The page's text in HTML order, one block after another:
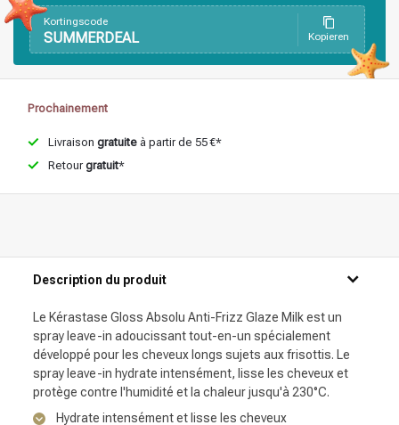
Produits de coiffage Coloration des cheveux
Kortingscode
SUMMERDEAL Kopieren
Prochainement
Livraison gratuite à partir de 55 €*
Retourgratuit*
Description du produit
Le Kérastase Gloss Absolu Anti-Frizz Glaze Milk est un
spray leave-in adoucissant tout-en-un spécialement
développé pour les cheveux longs sujets aux frisottis. Le
spray leave-in hydrate intensément, lisse les cheveux et
protège contre l'humidité et la chaleur jusqu'à 230°C.
Hydrate intensément et lisse les cheveux